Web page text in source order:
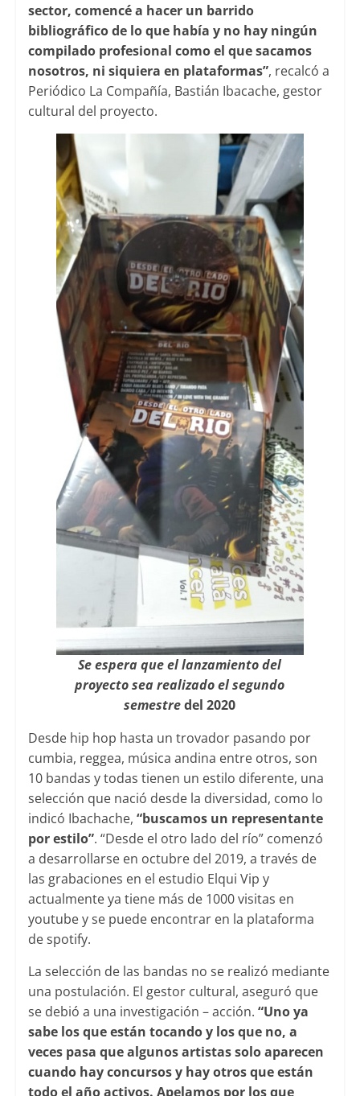
sector, comencé a hacer un barrido
bibliográfico de lo que había y no hay ningún
compilado profesional como el que sacamos
nosotros, ni siquiera en plataformas”, recalcó a
Periódico La Compañía, Bastián Ibacache, gestor
cultural del proyecto.
Se espera que el lanzamiento del
proyecto sea realizado el segundo
semestredel 2020
Desde hip hop hasta un trovador pasando por
cumbia, reggea, música andina entre otros, son
10 bandas y todas tienen un estilo diferente, una
selección que nació desde la diversidad, como lo
indicó Ibachache, “buscamos un representante
por estilo”. “Desde el otro lado del río” comenzó
a desarrollarse en octubre del 2019, a través de
las grabaciones en el estudio Elqui Vip y
actualmente ya tiene más de 1000 visitas en
youtube y se puede encontrar en la plataforma
de spotify.
La selección de las bandas no se realizó mediante
una postulación. El gestor cultural, aseguró que
se debió a una investigación – acción. “Uno ya
sabe los que están tocando y los que no, a
veces pasa que algunos artistas solo aparecen
cuando hay concursos y hay otros que están
todo el año activos. Apelamos por los que